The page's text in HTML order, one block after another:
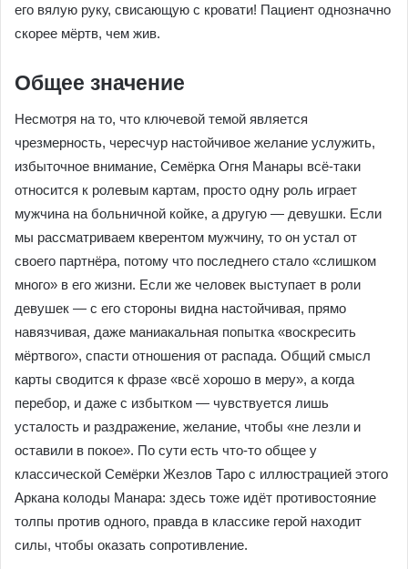
его вялую руку, свисающую с кровати! Пациент однозначно
скорее мёртв, чем жив.
Общее значение
Несмотря на то, что ключевой темой является
чрезмерность, чересчур настойчивое желание услужить,
избыточное внимание, Семёрка Огня Манары всё-таки
относится к ролевым картам, просто одну роль играет
мужчина на больничной койке, а другую — девушки. Если
мы рассматриваем кверентом мужчину, то он устал от
своего партнёра, потому что последнего стало «слишком
много» в его жизни. Если же человек выступает в роли
девушек — с его стороны видна настойчивая, прямо
навязчивая, даже маниакальная попытка «воскресить
мёртвого», спасти отношения от распада. Общий смысл
карты сводится к фразе «всё хорошо в меру», а когда
перебор, и даже с избытком — чувствуется лишь
усталость и раздражение, желание, чтобы «не лезли и
оставили в покое». По сути есть что-то общее у
классической Семёрки Жезлов Таро с иллюстрацией этого
Аркана колоды Манара: здесь тоже идёт противостояние
толпы против одного, правда в классике герой находит
силы, чтобы оказать сопротивление.